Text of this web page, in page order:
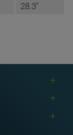
28.3"